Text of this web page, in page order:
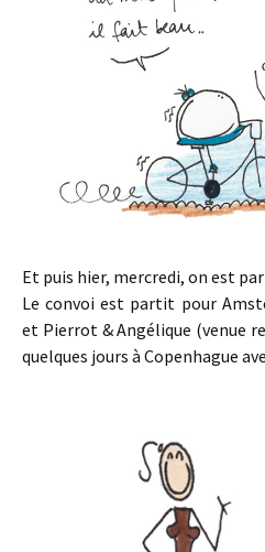
Et puis hier, mercredi, on est
Le convoi est partit pour
et Pierrot & Angélique (venue
quelques jours à Copenhague